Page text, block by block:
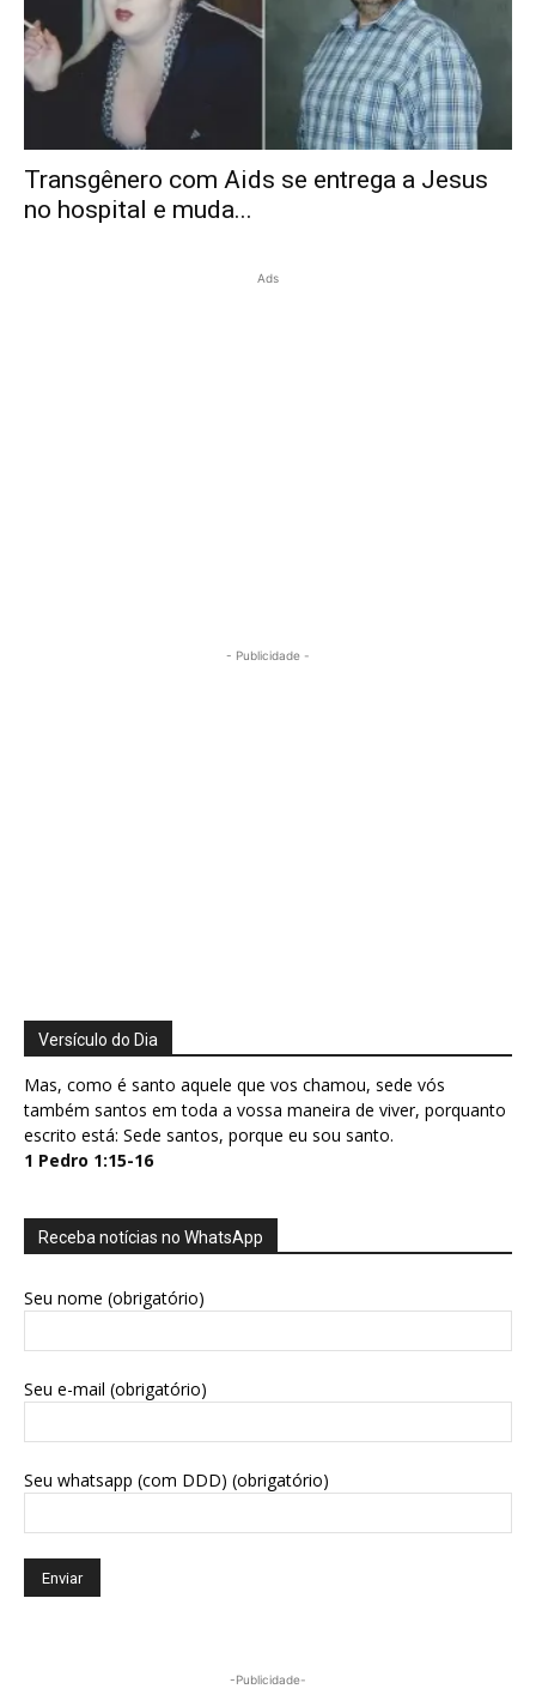
Transgênero com Aids se entrega a Jesus
no hospital e muda...
Ads
- Publicidade -
Versículo do Dia
Mas, como é santo aquele que vos chamou, sede vós
também santos em toda a vossa maneira de viver, porquanto
escrito está: Sede santos, porque eu sou santo.
1 Pedro 1:15-16
Receba notícias no WhatsApp
Seu nome (obrigatório)
Seu e-mail (obrigatório)
Seu whatsapp (com DDD) (obrigatório)
-Publicidade-